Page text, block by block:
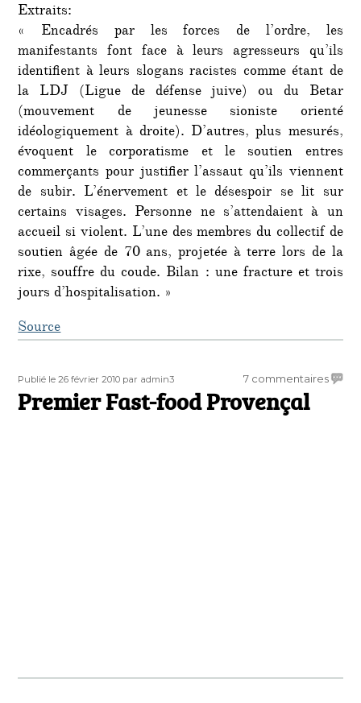
Extraits:
« Encadrés par les forces de l’ordre, les
manifestants font face à leurs agresseurs qu’ils
identifient à leurs slogans racistes comme étant de
la LDJ (Ligue de défense juive) ou du Betar
(mouvement de jeunesse sioniste orienté
idéologiquement à droite). D’autres, plus mesurés,
évoquent le corporatisme et le soutien entres
commerçants pour justifier l’assaut qu’ils viennent
de subir. L’énervement et le désespoir se lit sur
certains visages. Personne ne s’attendaient à un
accueil si violent. L’une des membres du collectif de
soutien âgée de 70 ans, projetée à terre lors de la
rixe, souffre du coude. Bilan : une fracture et trois
jours d’hospitalisation. »
Source
Publié
le
Publié le 26 février 2010 Auteur
par admin3 7 commentairessur
Premier Fast-food Provençal